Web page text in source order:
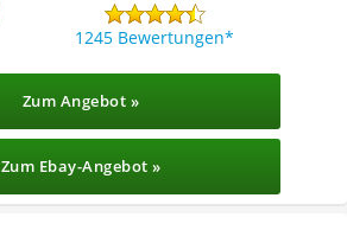
1245 Bewertungen
Zum Angebot »
Zum Ebay-Angebot »